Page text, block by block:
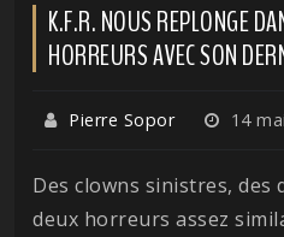
K.F.R. NOUS REPLONGE
HORREURS AVEC SON
Pierre Sopor 14
Des clowns sinistres, des
deux horreurs assez